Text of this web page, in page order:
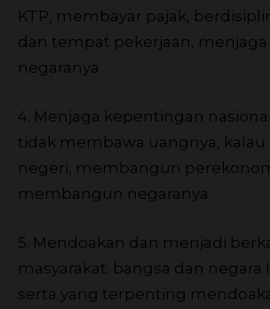
KTP, membayar pajak,
dan tempat pekerjaan, menjaga
negaranya
4. Menjaga kepentingan
tidak membawa uangnya, kalau
negeri, membangun
membangun negaranya.
5. Mendoakan dan menjadi
masyarakat. bangsa dan negara
serta yang terpenting